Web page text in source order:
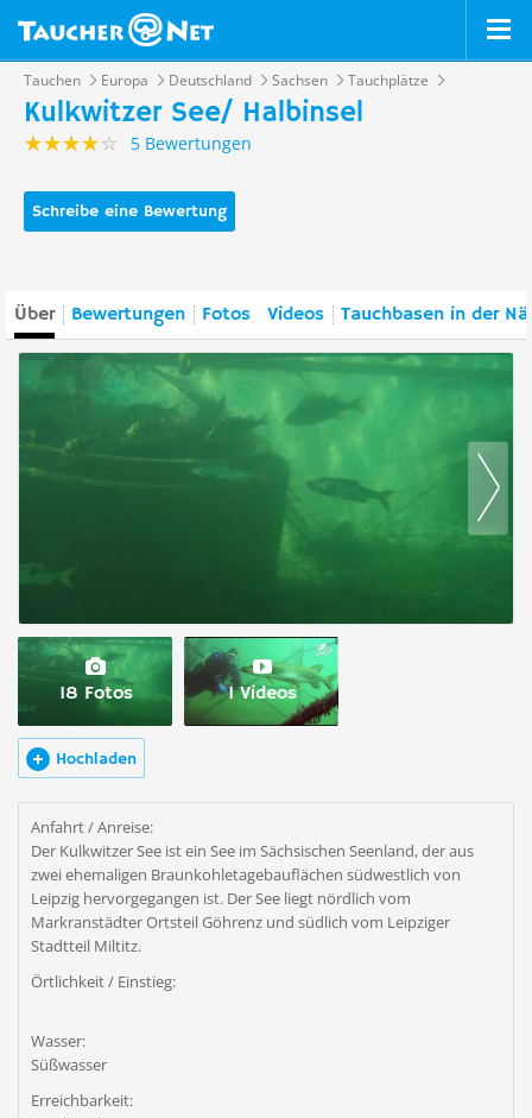
Tauchen Europa Deutschland Sachsen Tauchplätze
Kulkwitzer See/ Halbinsel
5 Bewertungen
Schreibe eine Bewertung
Über Bewertungen Fotos Videos Tauchbasen in der
18 Fotos 1 Videos
Hochladen
Anfahrt / Anreise:
Der Kulkwitzer See ist ein See im Sächsischen Seenland, der aus
zwei ehemaligen Braunkohletagebauflächen südwestlich von
Leipzig hervorgegangen ist. Der See liegt nördlich vom
Markranstädter Ortsteil Göhrenz und südlich vom Leipziger
Stadtteil Miltitz.
Örtlichkeit / Einstieg:
Wasser:
Süßwasser
Erreichbarkeit: